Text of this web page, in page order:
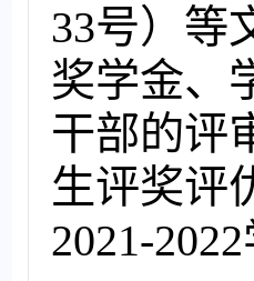
33号）等
奖学金、
干部的评
生评奖评
2021-